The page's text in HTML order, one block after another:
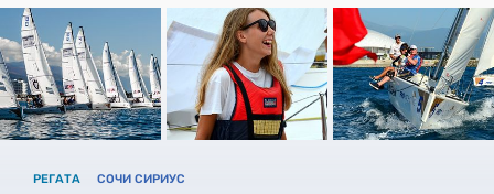
РЕГАТА СОЧИ СИРИУС